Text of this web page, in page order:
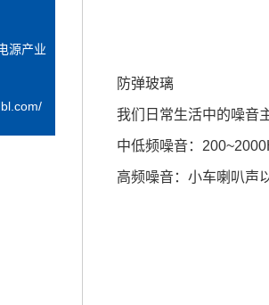
防弹玻璃
我们日常生活中的噪音主
中低频噪音：
高频噪音：小车喇叭声以
源产业